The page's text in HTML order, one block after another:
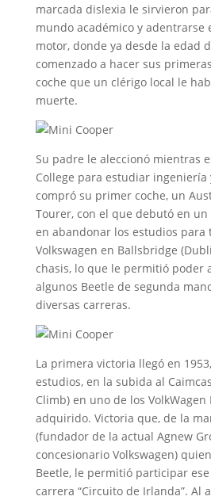
marcada dislexia le sirvieron
mundo académico y adentrarse
motor, donde ya desde la edad
comenzado a hacer sus
coche que un clérigo local le
muerte.
Su padre le aleccionó mientras
College para estudiar
compró su primer coche, un
Tourer, con el que debutó en
en abandonar los estudios para
Volkswagen en Ballsbridge
chasis, lo que le permitió poder
algunos Beetle de segunda
diversas carreras.
La primera victoria llegó en
estudios, en la subida al
Climb) en uno de los
adquirido. Victoria que, de la
(fundador de la actual Agnew
concesionario Volkswagen)
Beetle, le permitió participar
carrera “Circuito de Irlanda”. Al